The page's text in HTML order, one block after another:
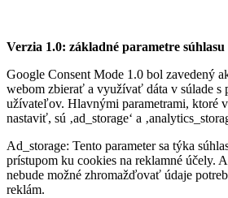
Verzia 1.0: základné parametre súhlasu
Google Consent Mode 1.0 bol zavedený
webom zbierať a využívať dáta v súlade s
užívateľov. Hlavnými parametrami, ktoré
nastaviť, sú ‚ad_storage‘ a
Ad_storage: Tento parameter sa týka
prístupom ku cookies na reklamné účely.
nebude možné zhromažďovať údaje
reklám.